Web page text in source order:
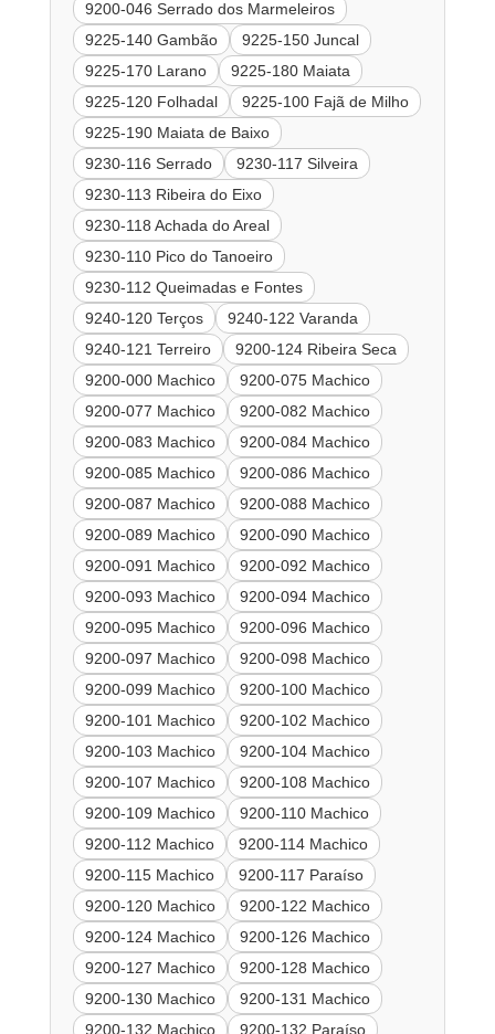
9200-046 Serrado dos Marmeleiros
9225-140 Gambão
9225-150 Juncal
9225-170 Larano
9225-180 Maiata
9225-120 Folhadal
9225-100 Fajã de Milho
9225-190 Maiata de Baixo
9230-116 Serrado
9230-117 Silveira
9230-113 Ribeira do Eixo
9230-118 Achada do Areal
9230-110 Pico do Tanoeiro
9230-112 Queimadas e Fontes
9240-120 Terços
9240-122 Varanda
9240-121 Terreiro
9200-124 Ribeira Seca
9200-000 Machico
9200-075 Machico
9200-077 Machico
9200-082 Machico
9200-083 Machico
9200-084 Machico
9200-085 Machico
9200-086 Machico
9200-087 Machico
9200-088 Machico
9200-089 Machico
9200-090 Machico
9200-091 Machico
9200-092 Machico
9200-093 Machico
9200-094 Machico
9200-095 Machico
9200-096 Machico
9200-097 Machico
9200-098 Machico
9200-099 Machico
9200-100 Machico
9200-101 Machico
9200-102 Machico
9200-103 Machico
9200-104 Machico
9200-107 Machico
9200-108 Machico
9200-109 Machico
9200-110 Machico
9200-112 Machico
9200-114 Machico
9200-115 Machico
9200-117 Paraíso
9200-120 Machico
9200-122 Machico
9200-124 Machico
9200-126 Machico
9200-127 Machico
9200-128 Machico
9200-130 Machico
9200-131 Machico
9200-132 Machico
9200-132 Paraíso